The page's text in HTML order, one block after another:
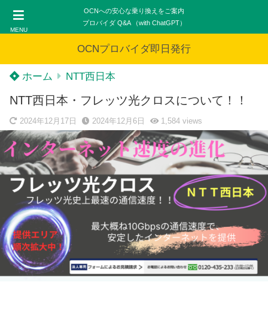
MENU
OCNへの安心な乗り換えをご案内
プロバイダ Q&A （with ChatGPT）
OCNプロバイダ即日発行
ホーム NTT西日本
NTT西日本・フレッツ光クロスについて！！
2024年12月17日 2024年12月6日 1,584views